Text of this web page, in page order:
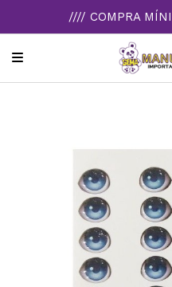
//// COMPRA